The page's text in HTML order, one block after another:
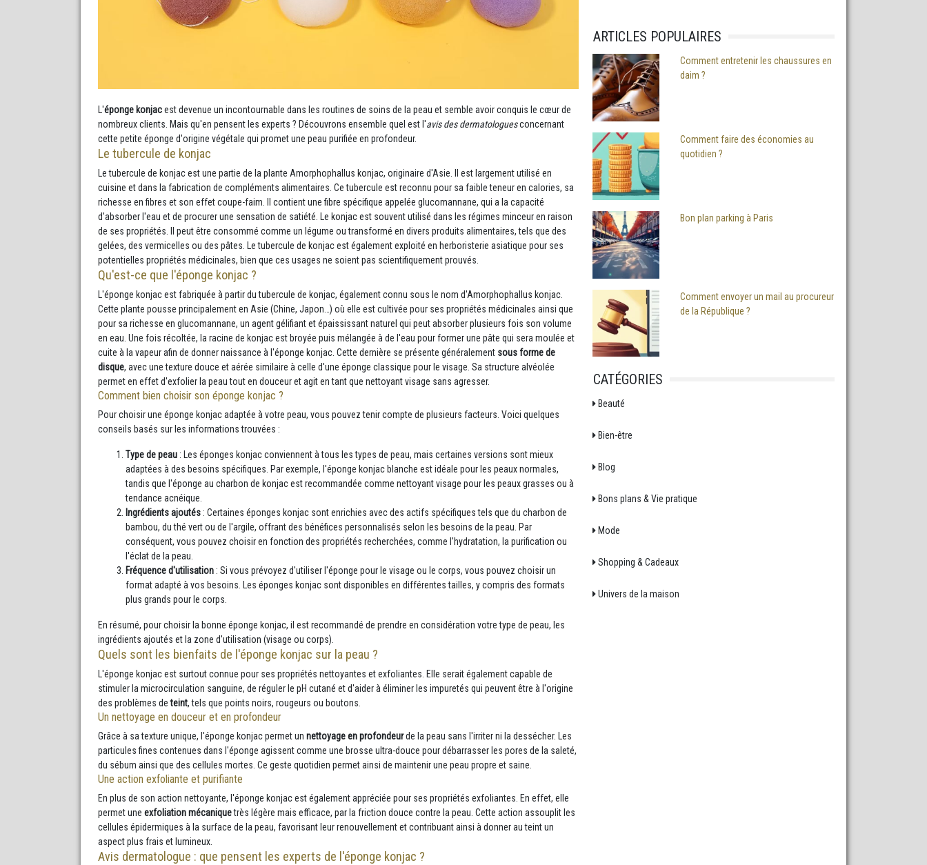
L'éponge konjacest devenue un incontournable dans les routines de soins de la peau et semble avoir conquis le cœur de
nombreux clients. Mais qu'en pensent les experts ? Découvrons ensemble quel est l'avis des dermatologuesconcernant
cette petite éponge d'origine végétale qui promet une peau purifiée en profondeur.
Le tubercule de konjac
Le tubercule de konjac est une partie de la plante Amorphophallus konjac, originaire d'Asie. Il est largement utilisé en
cuisine et dans la fabrication de compléments alimentaires. Ce tubercule est reconnu pour sa faible teneur en calories, sa
richesse en fibres et son effet coupe-faim. Il contient une fibre spécifique appelée glucomannane, qui a la capacité
d'absorber l'eau et de procurer une sensation de satiété. Le konjac est souvent utilisé dans les régimes minceur en raison
de ses propriétés. Il peut être consommé comme un légume ou transformé en divers produits alimentaires, tels que des
gelées, des vermicelles ou des pâtes. Le tubercule de konjac est également exploité en herboristerie asiatique pour ses
potentielles propriétés médicinales, bien que ces usages ne soient pas scientifiquement prouvés.
Qu'est-ce que l'éponge konjac ?
L'éponge konjac est fabriquée à partir du tubercule de konjac, également connu sous le nom d'Amorphophallus konjac.
Cette plante pousse principalement en Asie (Chine, Japon…) où elle est cultivée pour ses propriétés médicinales ainsi que
pour sa richesse en glucomannane, un agent gélifiant et épaississant naturel qui peut absorber plusieurs fois son volume
en eau. Une fois récoltée, la racine de konjac est broyée puis mélangée à de l'eau pour former une pâte qui sera moulée et
cuite à la vapeur afin de donner naissance à l'éponge konjac. Cette dernière se présente généralement sous forme de
disque, avec une texture douce et aérée similaire à celle d'une éponge classique pour le visage. Sa structure alvéolée
permet en effet d'exfolier la peau tout en douceur et agit en tant que nettoyant visage sans agresser.
Comment bien choisir son éponge konjac ?
Pour choisir une éponge konjac adaptée à votre peau, vous pouvez tenir compte de plusieurs facteurs. Voici quelques
conseils basés sur les informations trouvées :
Type de peau : Les éponges konjac conviennent à tous les types de peau, mais certaines versions sont mieux
adaptées à des besoins spécifiques. Par exemple, l'éponge konjac blanche est idéale pour les peaux normales,
tandis que l'éponge au charbon de konjac est recommandée comme nettoyant visage pour les peaux grasses ou à
tendance acnéique.
Ingrédients ajoutés : Certaines éponges konjac sont enrichies avec des actifs spécifiques tels que du charbon de
bambou, du thé vert ou de l'argile, offrant des bénéfices personnalisés selon les besoins de la peau. Par
conséquent, vous pouvez choisir en fonction des propriétés recherchées, comme l'hydratation, la purification ou
l'éclat de la peau.
Fréquence d'utilisation : Si vous prévoyez d'utiliser l'éponge pour le visage ou le corps, vous pouvez choisir un
format adapté à vos besoins. Les éponges konjac sont disponibles en différentes tailles, y compris des formats
plus grands pour le corps.
En résumé, pour choisir la bonne éponge konjac, il est recommandé de prendre en considération votre type de peau, les
ingrédients ajoutés et la zone d'utilisation (visage ou corps).
Quels sont les bienfaits de l'éponge konjac sur la peau ?
L'éponge konjac est surtout connue pour ses propriétés nettoyantes et exfoliantes. Elle serait également capable de
stimuler la microcirculation sanguine, de réguler le pH cutané et d'aider à éliminer les impuretés qui peuvent être à l'origine
des problèmes deteint, tels que points noirs, rougeurs ou boutons.
Un nettoyage en douceur et en profondeur
Grâce à sa texture unique, l'éponge konjac permet un nettoyage en profondeurde la peau sans l'irriter ni la dessécher. Les
particules fines contenues dans l'éponge agissent comme une brosse ultra-douce pour débarrasser les pores de la saleté,
du sébum ainsi que des cellules mortes. Ce geste quotidien permet ainsi de maintenir une peau propre et saine.
Une action exfoliante et purifiante
En plus de son action nettoyante, l'éponge konjac est également appréciée pour ses propriétés exfoliantes. En effet, elle
permet une exfoliation mécaniquetrès légère mais efficace, par la friction douce contre la peau. Cette action assouplit les
cellules épidermiques à la surface de la peau, favorisant leur renouvellement et contribuant ainsi à donner au teint un
aspect plus frais et lumineux.
Avis dermatologue : que pensent les experts de l'éponge konjac ?
ARTICLES POPULAIRES
Comment entretenir les chaussures en
daim ?
Comment faire des économies au
quotidien ?
Bon plan parking à Paris
Comment envoyer un mail au procureur
de la République ?
CATÉGORIES
Beauté
Bien-être
Blog
Bons plans & Vie pratique
Mode
Shopping & Cadeaux
Univers de la maison